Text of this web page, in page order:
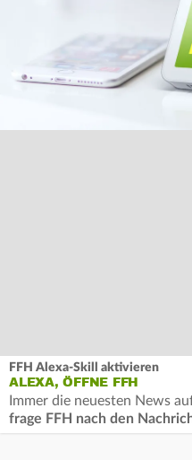
FFH Alexa-Skill aktivieren
ALEXA, ÖFFNE FFH
Immer die neuesten News
frage FFH nach den